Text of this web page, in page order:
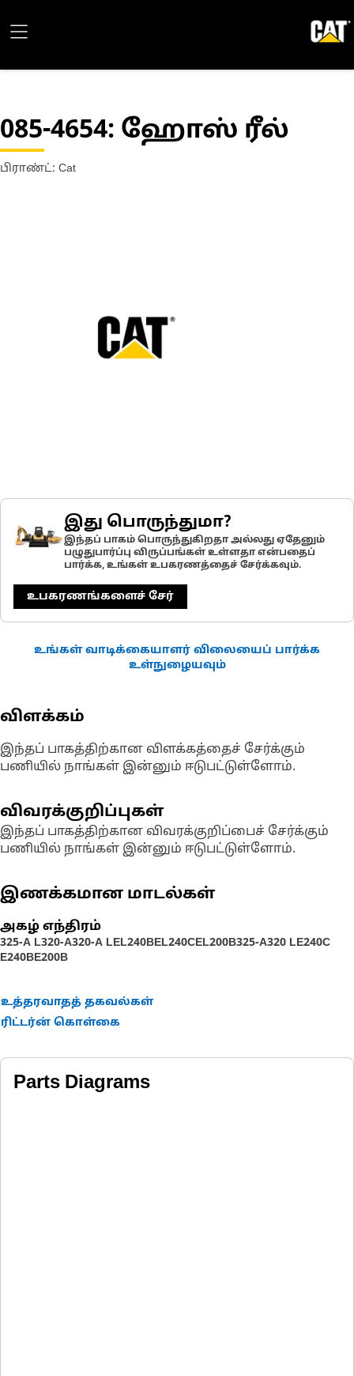
085-4654: ஹோஸ் ரீல்
பிராண்ட்: Cat
இது பொருந்துமா?
இந்தப் பாகம் பொருந்துகிறதா அல்லது ஏதேனும்
பழுதுபார்ப்பு விருப்பங்கள் உள்ளதா என்பதைப்
பார்க்க, உங்கள் உபகரணத்தைச் சேர்க்கவும்.
உபகரணங்களைச் சேர்
உங்கள் வாடிக்கையாளர் விலையைப் பார்க்க
உள்நுழையவும்
விளக்கம்
இந்தப் பாகத்திற்கான விளக்கத்தைச் சேர்க்கும்
பணியில் நாங்கள் இன்னும் ஈடுபட்டுள்ளோம்.
விவரக்குறிப்புகள்
இந்தப் பாகத்திற்கான விவரக்குறிப்பைச் சேர்க்கும்
பணியில் நாங்கள் இன்னும் ஈடுபட்டுள்ளோம்.
இணக்கமான மாடல்கள்
அகழ் எந்திரம்
325-A L320-A320-A LEL240BEL240CEL200B325-A320 LE240C
E240BE200B
உத்தரவாதத் தகவல்கள்
ரிட்டர்ன் கொள்கை
Parts Diagrams